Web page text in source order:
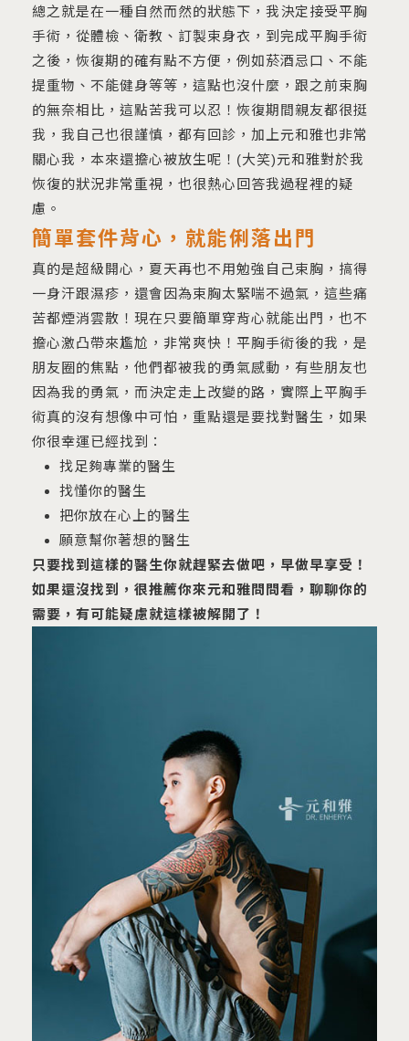
總之就是在一種自然而然的狀態下，我決定接受平胸
手術，從體檢、衛教、訂製束身衣，到完成平胸手術
之後，恢復期的確有點不方便，例如菸酒忌口、不能
提重物、不能健身等等，這點也沒什麼，跟之前束胸
的無奈相比，這點苦我可以忍！恢復期間親友都很挺
我，我自己也很謹慎，都有回診，加上元和雅也非常
關心我，本來還擔心被放生呢！(大笑)元和雅對於我
恢復的狀況非常重視，也很熱心回答我過程裡的疑
慮。
簡單套件背心，就能俐落出門
真的是超級開心，夏天再也不用勉強自己束胸，搞得
一身汗跟濕疹，還會因為束胸太緊喘不過氣，這些痛
苦都煙消雲散！現在只要簡單穿背心就能出門，也不
擔心激凸帶來尷尬，非常爽快！平胸手術後的我，是
朋友圈的焦點，他們都被我的勇氣感動，有些朋友也
因為我的勇氣，而決定走上改變的路，實際上平胸手
術真的沒有想像中可怕，重點還是要找對醫生，如果
你很幸運已經找到：
找足夠專業的醫生
找懂你的醫生
把你放在心上的醫生
願意幫你著想的醫生
只要找到這樣的醫生你就趕緊去做吧，早做早享受！
如果還沒找到，很推薦你來元和雅問問看，聊聊你的
需要，有可能疑慮就這樣被解開了！